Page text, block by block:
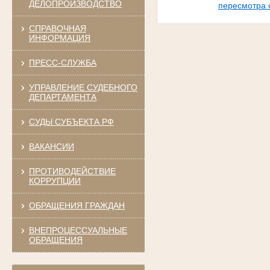
ДЕЛОПРОИЗВОДСТВО
СПРАВОЧНАЯ
ИНФОРМАЦИЯ
ПРЕСС-СЛУЖБА
УПРАВЛЕНИЕ СУДЕБНОГО
ДЕПАРТАМЕНТА
СУДЫ СУБЪЕКТА РФ
ВАКАНСИИ
ПРОТИВОДЕЙСТВИЕ
КОРРУПЦИИ
ОБРАЩЕНИЯ ГРАЖДАН
ВНЕПРОЦЕССУАЛЬНЫЕ
ОБРАЩЕНИЯ
пересмотра